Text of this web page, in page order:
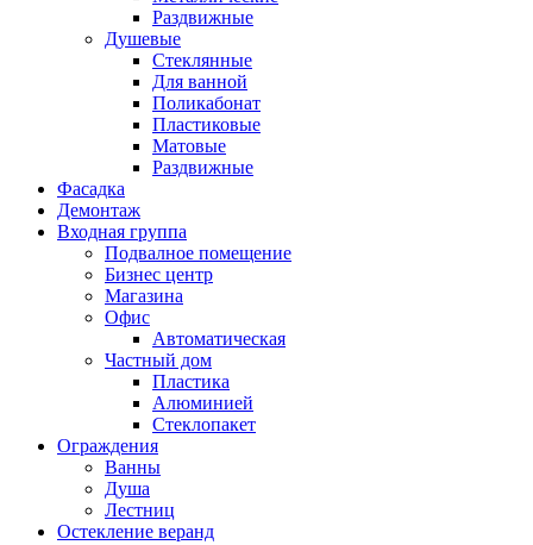
Раздвижные
Душевые
Стеклянные
Для ванной
Поликабонат
Пластиковые
Матовые
Раздвижные
Фасадка
Демонтаж
Входная группа
Подвалное помещение
Бизнес центр
Магазина
Офис
Автоматическая
Частный дом
Пластика
Алюминией
Стеклопакет
Ограждения
Ванны
Душа
Лестниц
Остекление веранд